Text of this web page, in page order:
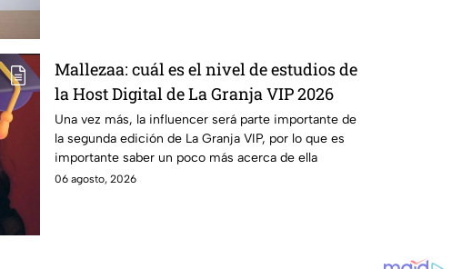
Mallezaa: cuál es el nivel de estudios de
la Host Digital de La Granja VIP 2026
Una vez más, la influencer será parte importante de
la segunda edición de La Granja VIP, por lo que es
importante saber un poco más acerca de ella
06 agosto, 2026